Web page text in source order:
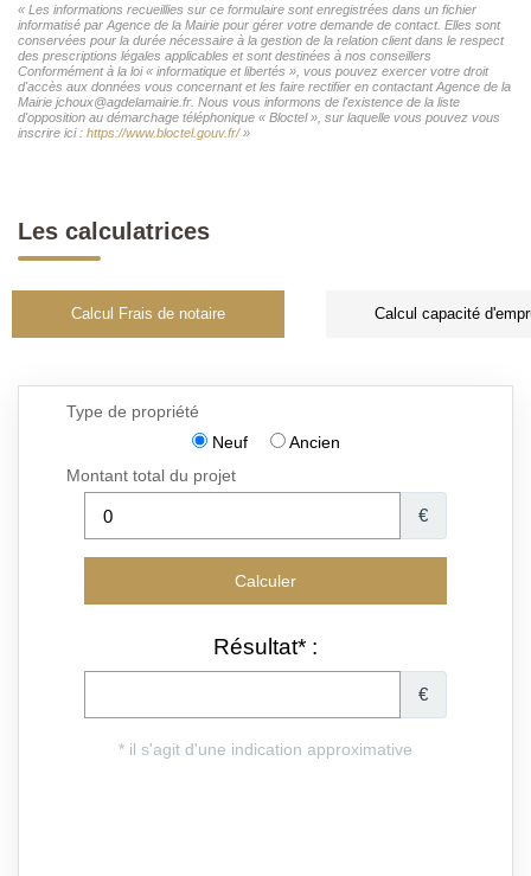
« Les informations recueillies sur ce formulaire sont enregistrées dans un fichier
informatisé par Agence de la Mairie pour gérer votre demande de contact. Elles sont
conservées pour la durée nécessaire à la gestion de la relation client dans le respect
des prescriptions légales applicables et sont destinées à nos conseillers
Conformément à la loi « informatique et libertés », vous pouvez exercer votre droit
d'accès aux données vous concernant et les faire rectifier en contactant Agence de la
Mairie jchoux@agdelamairie.fr. Nous vous informons de l'existence de la liste
d'opposition au démarchage téléphonique « Bloctel », sur laquelle vous pouvez vous
inscrire ici : https://www.bloctel.gouv.fr/»
Les calculatrices
Calcul Frais de notaire Calcul capacité